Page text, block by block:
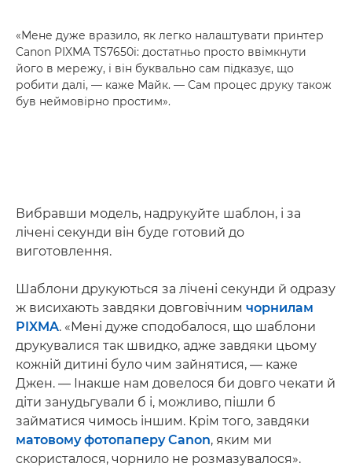
«Мене дуже вразило, як легко налаштувати принтер
Canon PIXMA TS7650i: достатньо просто ввімкнути
його в мережу, і він буквально сам підказує, що
робити далі, — каже Майк. — Сам процес друку також
був неймовірно простим».
Вибравши модель, надрукуйте шаблон, і за
лічені секунди він буде готовий до
виготовлення.
Шаблони друкуються за лічені секунди й одразу
ж висихають завдяки довговічним чорнилам
PIXMA. «Мені дуже сподобалося, що шаблони
друкувалися так швидко, адже завдяки цьому
кожній дитині було чим зайнятися, — каже
Джен. — Інакше нам довелося би довго чекати й
діти занудьгували б і, можливо, пішли б
займатися чимось іншим. Крім того, завдяки
матовому фотопаперу Canon, яким ми
скористалося, чорнило не розмазувалося».